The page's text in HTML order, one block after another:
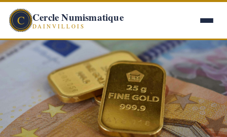
C Cercle Numismatique
DAINVILLOIS